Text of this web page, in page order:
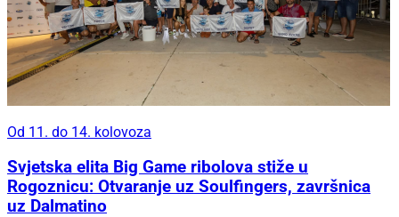
Od 11. do 14. kolovoza
Svjetska elita Big Game ribolova stiže u
Rogoznicu: Otvaranje uz Soulfingers, završnica
uz Dalmatino